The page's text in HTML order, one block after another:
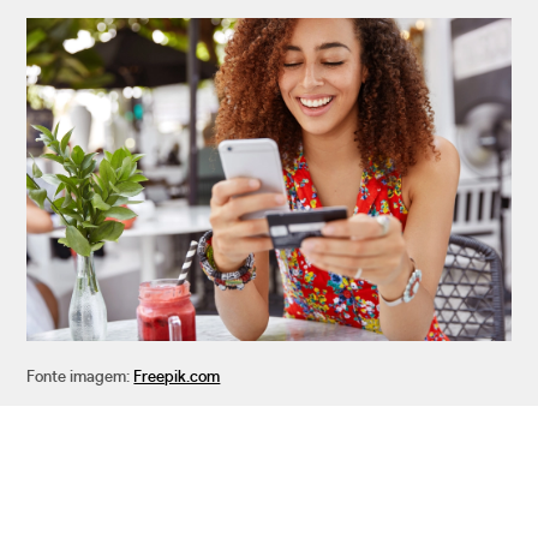
Fonte imagem: Freepik.com